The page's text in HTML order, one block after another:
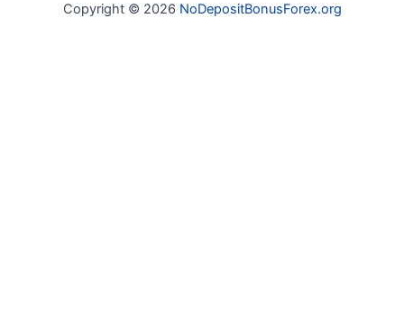
Copyright © 2026 NoDepositBonusForex.org